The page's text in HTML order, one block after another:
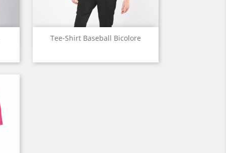
Tee-Shirt Baseball Bicolore
Aperçu rapide